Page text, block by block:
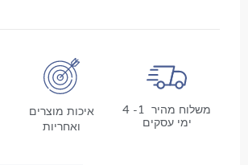
משלוח מהיר 1- 4
איכות מוצרים
תשלום
מאובטח